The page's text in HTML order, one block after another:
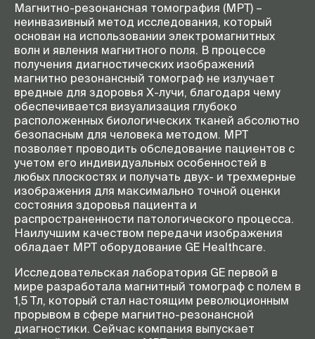
Магнитно-резонансная томография (МРТ) –
неинвазивный метод исследования, который
основан на использовании электромагнитных
волн и явления магнитного поля. В процессе
получения диагностических изображений
магнитно резонансный томограф не излучает
вредные для здоровья Х-лучи, благодаря чему
обеспечивается визуализация глубоко
расположенных биологических тканей абсолютно
безопасным для человека методом. МРТ
позволяет проводить обследование пациентов с
учетом его индивидуальных особенностей в
любых плоскостях и получать двух- и трехмерные
изображения для максимально точной оценки
состояния здоровья пациента и
распространенности патологического процесса.
Наилучшим качеством передачи изображения
обладает МРТ оборудование GE Healthcare.
Исследовательская лаборатория GE первой в
мире разработала магнитный томограф с полем в
1,5 Тл, который стал настоящим революционным
прорывом в сфере магнитно-резонансной
диагностики. Сейчас компания выпускает